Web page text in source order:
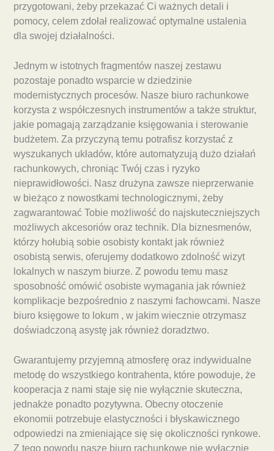
przygotowani, żeby przekazać Ci ważnych detali i
pomocy, celem zdołał realizować optymalne ustalenia
dla swojej działalności.
Jednym w istotnych fragmentów naszej zestawu
pozostaje ponadto wsparcie w dziedzinie
modernistycznych procesów. Nasze biuro rachunkowe
korzysta z współczesnych instrumentów a także struktur,
jakie pomagają zarządzanie księgowania i sterowanie
budżetem. Za przyczyną temu potrafisz korzystać z
wyszukanych układów, które automatyzują dużo działań
rachunkowych, chroniąc Twój czas i ryzyko
nieprawidłowości. Nasz drużyna zawsze nieprzerwanie
w bieżąco z nowostkami technologicznymi, żeby
zagwarantować Tobie możliwość do najskuteczniejszych
możliwych akcesoriów oraz technik. Dla biznesmenów,
którzy hołubią sobie osobisty kontakt jak również
osobistą serwis, oferujemy dodatkowo zdolność wizyt
lokalnych w naszym biurze. Z powodu temu masz
sposobność omówić osobiste wymagania jak również
komplikacje bezpośrednio z naszymi fachowcami. Nasze
biuro księgowe to lokum , w jakim wiecznie otrzymasz
doświadczoną asystę jak również doradztwo.
Gwarantujemy przyjemną atmosferę oraz indywidualne
metodę do wszystkiego kontrahenta, które powoduje, że
kooperacja z nami staje się nie wyłącznie skuteczna,
jednakże ponadto pozytywna. Obecny otoczenie
ekonomii potrzebuje elastyczności i błyskawicznego
odpowiedzi na zmieniające się się okoliczności rynkowe.
Z tego powodu nasze biuro rachunkowe nie wyłącznie